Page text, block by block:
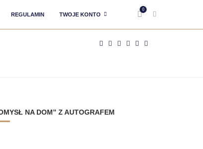
REGULAMIN TWOJE KONTO
0
NA DOM” Z AUTOGRAFEM